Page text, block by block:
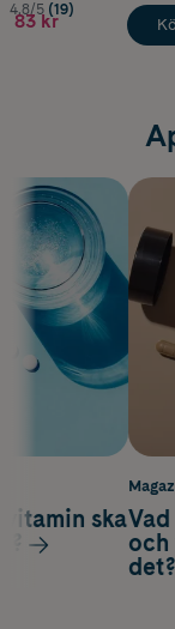
4.8/5 (19)
83 kr
ska
och
det?